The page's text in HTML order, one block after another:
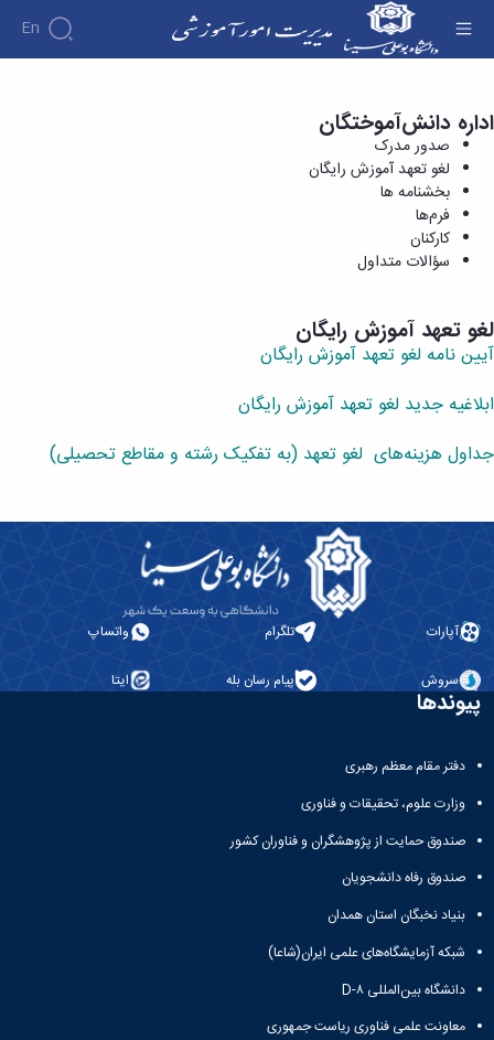
En
لغو تعهد آموزش رایگان - مدیریت امور آموزشی
اداره دانش‌آموختگان
صدور مدرک
لغو تعهد آموزش رایگان
بخشنامه ها
فرم‌ها
کارکنان
سؤالات متداول
لغو تعهد آموزش رایگان
آیین نامه لغو تعهد آموزش رایگان
ابلاغیه جدید لغو تعهد آموزش رایگان
جداول هزینه‌های لغو تعهد (به تفکیک رشته و مقاطع تحصیلی)
آپارات تلگرام واتساپ
سروش پیام رسان بله ایتا
پیوندها
دفتر مقام معظم رهبری
وزارت علوم، تحقیقات و فناوری
صندوق حمایت از پژوهشگران و فناوران کشور
صندوق رفاه دانشجویان
بنیاد نخبگان استان همدان
شبکه آزمایشگاه‌های علمی ایران(شاعا)
دانشگاه بین‌المللی D-۸
معاونت علمی فناوری ریاست جمهوری